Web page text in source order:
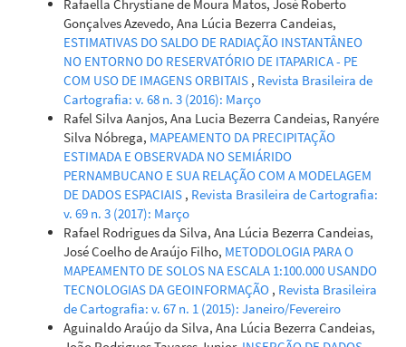
Rafaella Chrystiane de Moura Matos, José Roberto
Gonçalves Azevedo, Ana Lúcia Bezerra Candeias,
ESTIMATIVAS DO SALDO DE RADIAÇÃO INSTANTÂNEO
NO ENTORNO DO RESERVATÓRIO DE ITAPARICA - PE
COM USO DE IMAGENS ORBITAIS , Revista Brasileira de
Cartografia: v. 68 n. 3 (2016): Março
Rafel Silva Aanjos, Ana Lucia Bezerra Candeias, Ranyére
Silva Nóbrega, MAPEAMENTO DA PRECIPITAÇÃO
ESTIMADA E OBSERVADA NO SEMIÁRIDO
PERNAMBUCANO E SUA RELAÇÃO COM A MODELAGEM
DE DADOS ESPACIAIS , Revista Brasileira de Cartografia:
v. 69 n. 3 (2017): Março
Rafael Rodrigues da Silva, Ana Lúcia Bezerra Candeias,
José Coelho de Araújo Filho, METODOLOGIA PARA O
MAPEAMENTO DE SOLOS NA ESCALA 1:100.000 USANDO
TECNOLOGIAS DA GEOINFORMAÇÃO , Revista Brasileira
de Cartografia: v. 67 n. 1 (2015): Janeiro/Fevereiro
Aguinaldo Araújo da Silva, Ana Lúcia Bezerra Candeias,